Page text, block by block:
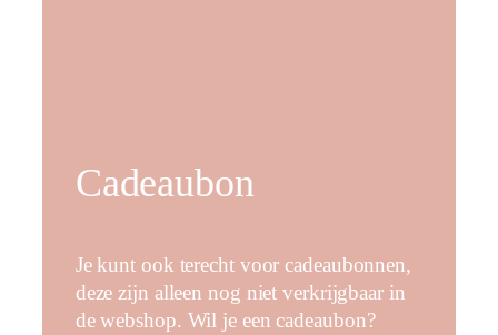
Cadeaubon
Je kunt ook terecht voor cadeaubonnen,
deze zijn alleen nog niet verkrijgbaar in
de webshop. Wil je een cadeaubon?